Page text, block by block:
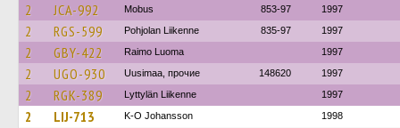
2 JCA-992 Mobus 853-97 1997
2 RGS-599 Pohjolan Liikenne 835-97 1997
2 GBY-422 Raimo Luoma 1997
2 UGO-930 Uusimaa, прочие 148620 1997
2 RGK-389 Lyttylän Liikenne 1997
2 LIJ-713 K-O Johansson 1998